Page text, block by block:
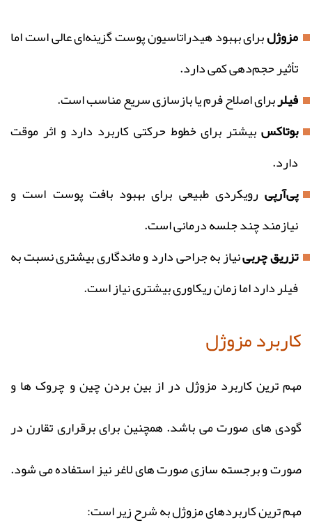
مزوژلبرای بهبود هیدراتاسیون پوست گزینه‌ای عالی است اما
تأثیر حجم‌دهی کمی دارد.
فیلربرای اصلاح فرم یا بازسازی سریع مناسب است.
بوتاکسبیشتر برای خطوط حرکتی کاربرد دارد و اثر موقت
دارد.
پی‌آر‌پی رویکردی طبیعی برای بهبود بافت پوست است و
نیازمند چند جلسه درمانی است.
تزریق چربینیاز به جراحی دارد و ماندگاری بیشتری نسبت به
فیلر دارد اما زمان ریکاوری بیشتری نیاز است.
کاربرد مزوژل
مهم ترین کاربرد مزوژل در از بین بردن چین و چروک ها و
گودی های صورت می باشد. همچنین برای برقراری تقارن در
صورت و برجسته سازی صورت های لاغر نیز استفاده می شود.
مهم ترین کاربردهای مزوژل به شرح زیر است: